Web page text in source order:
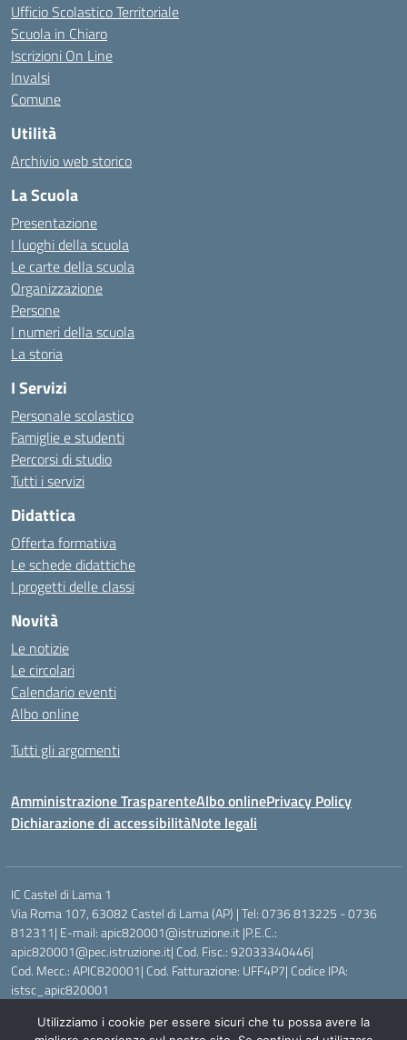
Ufficio Scolastico Territoriale
Scuola in Chiaro
Iscrizioni On Line
Invalsi
Comune
Utilità
Archivio web storico
La Scuola
Presentazione
I luoghi della scuola
Le carte della scuola
Organizzazione
Persone
I numeri della scuola
La storia
I Servizi
Personale scolastico
Famiglie e studenti
Percorsi di studio
Tutti i servizi
Didattica
Offerta formativa
Le schede didattiche
I progetti delle classi
Novità
Le notizie
Le circolari
Calendario eventi
Albo online
Tutti gli argomenti
Amministrazione TrasparenteAlbo onlinePrivacy Policy
Dichiarazione di accessibilitàNote legali
IC Castel di Lama 1
Via Roma 107, 63082 Castel di Lama (AP) | Tel: 0736 813225 - 0736
812311| E-mail: apic820001@istruzione.it |P.E.C.:
apic820001@pec.istruzione.it| Cod. Fisc.: 92033340446|
Cod. Mecc.: APIC820001| Cod. Fatturazione: UFF4P7| Codice IPA:
istsc_apic820001
Utilizziamo i cookie per essere sicuri che tu possa avere la